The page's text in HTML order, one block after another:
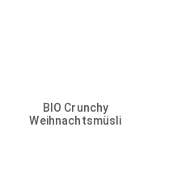
BIO Crunchy
Weihnachtsmüsli